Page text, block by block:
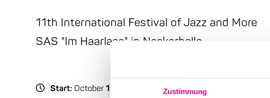
Zustimmung
11th International Festival of Jazz and More
SAS "Im Haarlass" in Neckarhelle
Start: October18
, 2009 – 11:00 a.m.